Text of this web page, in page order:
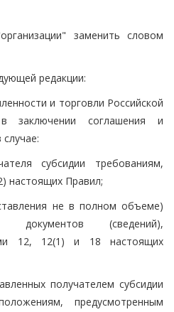
заменить словом
редакции:
и торговли Российской
заключении соглашения и
субсидии требованиям,
настоящих Правил;
не в полном объеме)
документов (сведений),
12, 12(1) и 18 настоящих
получателем субсидии
предусмотренным